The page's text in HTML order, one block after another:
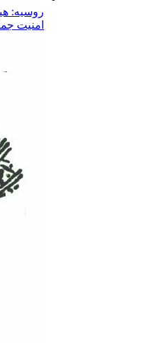
روسیه:
امنیت